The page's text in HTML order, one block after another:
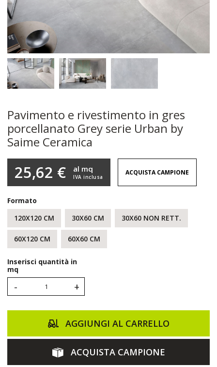
Pavimento e rivestimento in gres
porcellanato Grey serie Urban by
Saime Ceramica
25,62 € IVA inclusa
al mq ACQUISTA CAMPIONE
Formato
120X120 CM
30X60 CM 30X60 NON RETT.
60X120 CM 60X60 CM
Inserisci quantità in
mq
- +
AGGIUNGI AL CARRELLO
ACQUISTA CAMPIONE